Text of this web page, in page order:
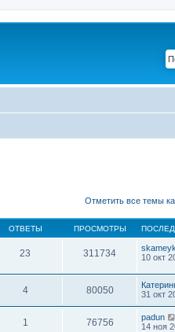
Отметить все темы
ОТВЕТЫ ПРОСМОТРЫ
23 311734
10 окт
4 80050
31 окт
1 76756
padun
14 ноя